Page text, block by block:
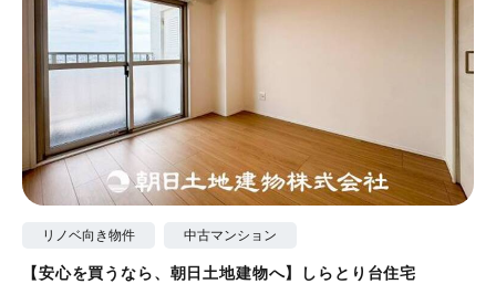
リノベ向き物件 中古マンション
【安心を買うなら、朝日土地建物へ】しらとり台住宅